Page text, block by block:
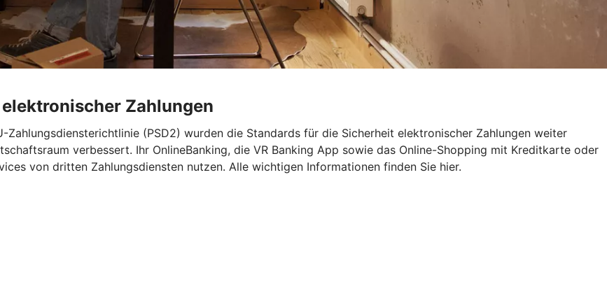
Zahlungen
(PSD2) wurden die Standards für die Sicherheit elektronischer Zahlungen weiter
verbessert. Ihr OnlineBanking, die VR Banking App sowie das Online-Shopping mit Kreditkarte oder
von dritten Zahlungsdiensten nutzen. Alle wichtigen Informationen finden Sie hier.